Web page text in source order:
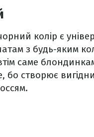
колір є
з будь-яким
саме
бо створює